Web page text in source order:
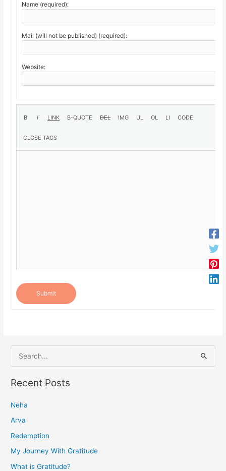
Name (required):
Mail (will not be published) (required):
Website:
Submit
e
a
c
h
f
o
Recent Posts
Neha
Arva
Redemption
My Journey With Gratitude
What is Gratitude?